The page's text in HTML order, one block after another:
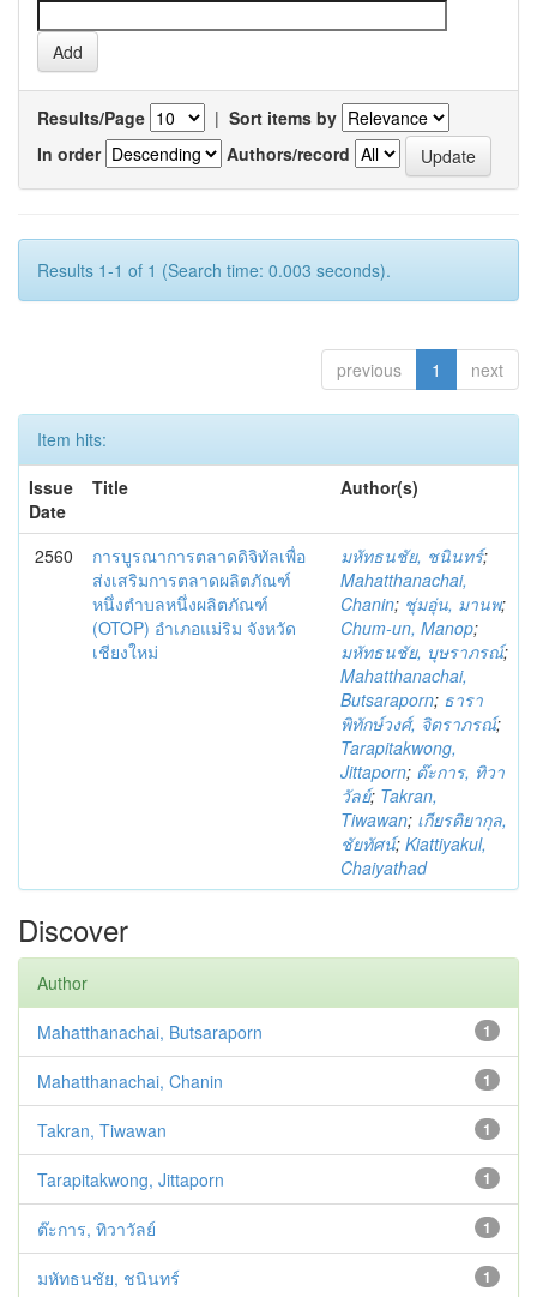
Results/Page | Sort items by
In order
Authors/record
Results 1-1 of 1 (Search time: 0.003 seconds).
previous 1 next
Item hits:
Issue
Date
Title Author(s)
2560
การบูรณาการตลาดดิจิทัลเพื่อ
ส่งเสริมการตลาดผลิตภัณฑ์
หนึ่งตำบลหนึ่งผลิตภัณฑ์
(OTOP) อำเภอแม่ริม จังหวัด
เชียงใหม่
มหัทธนชัย, ชนินทร์;
Mahatthanachai,
Chanin; ชุ่มอุ่น, มานพ;
Chum-un, Manop;
มหัทธนชัย, บุษราภรณ์;
Mahatthanachai,
Butsaraporn; ธารา
พิทักษ์วงศ์, จิตราภรณ์;
Tarapitakwong,
Jittaporn; ต๊ะการ, ทิวา
วัลย์; Takran,
Tiwawan; เกียรติยากุล,
ชัยทัศน์; Kiattiyakul,
Chaiyathad
Discover
Author
1
Mahatthanachai, Butsaraporn
1
Mahatthanachai, Chanin
1
Takran, Tiwawan
1
Tarapitakwong, Jittaporn
1
ต๊ะการ, ทิวาวัลย์
1
มหัทธนชัย, ชนินทร์